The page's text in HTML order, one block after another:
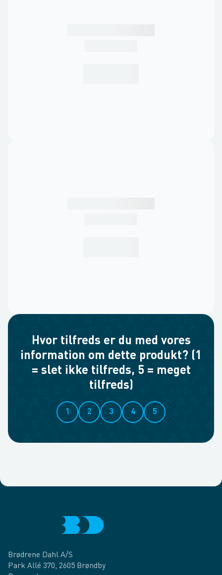
Hvor tilfreds er du med vores
information om dette produkt? (1
= slet ikke tilfreds, 5 = meget
tilfreds)
1 2 3 4 5
Brødrene Dahl A/S
Park Allé 370, 2605 Brøndby